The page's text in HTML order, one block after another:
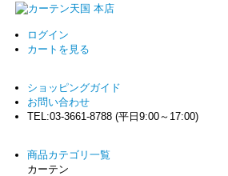
ログイン
カート を見る
ショッピングガイド
お問い合わせ
TEL:03-3661-8788 (平日9:00～17:00)
商品カテゴリ一覧
カーテン